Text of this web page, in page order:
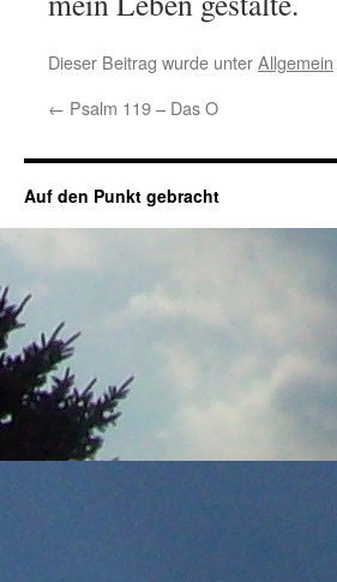
Dieser Beitrag wurde unterAllgemein
← Psalm 119 – Das O
Auf den Punkt gebracht